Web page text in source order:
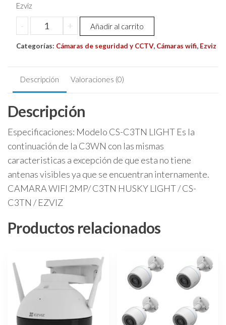
original
era:
$65.990.
actual
$60.000.
Ezviz
-
Camara
Ip
Wifi
Modelo
C3tn
Husky
Light
Ezviz
C3wn
cantidad
+ Añadir al carrito
Categorías: Cámaras de seguridad y CCTV, Cámaras wifi, Ezviz
Descripción Valoraciones (0)
Descripción
Especificaciones: Modelo CS-C3TN LIGHT Es la
continuación de la C3WN con las mismas
caracteristicas a excepción de que esta no tiene
antenas visibles ya que se encuentran internamente.
CAMARA WIFI 2MP/ C3TN HUSKY LIGHT / CS-
C3TN / EZVIZ
Productos relacionados